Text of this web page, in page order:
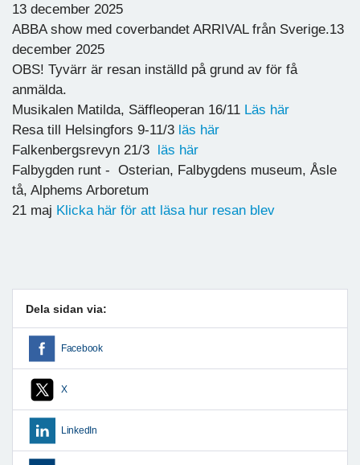
13 december 2025
ABBA show med coverbandet ARRIVAL från Sverige.13
december 2025
OBS! Tyvärr är resan inställd på grund av för få
anmälda.
Musikalen Matilda, Säffleoperan 16/11 Läs här
Resa till Helsingfors 9-11/3 läs här
Falkenbergsrevyn 21/3 läs här
Falbygden runt - Osterian, Falbygdens museum, Åsle
tå, Alphems Arboretum
21 maj Klicka här för att läsa hur resan blev
Dela sidan via:
Facebook
X
LinkedIn